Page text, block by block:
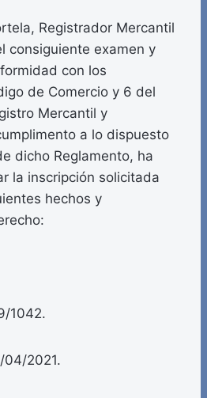
Registrador Mercantil
consiguiente examen y
con los
de Comercio y 6 del
Mercantil y
a lo dispuesto
dicho Reglamento, ha
la inscripción solicitada
hechos y
1042.
04/2021.